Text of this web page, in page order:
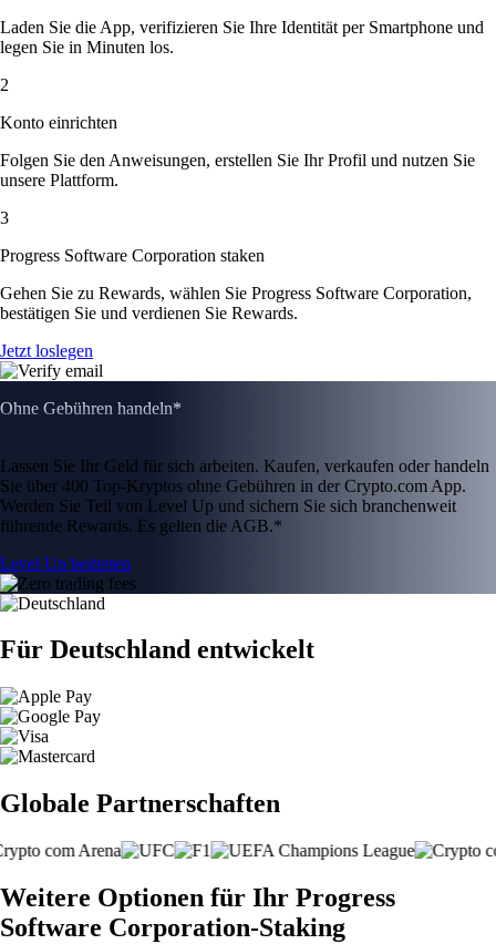
Laden Sie die App, verifizieren Sie Ihre Identität per Smartphone und
legen Sie in Minuten los.
2
Konto einrichten
Folgen Sie den Anweisungen, erstellen Sie Ihr Profil und nutzen Sie
unsere Plattform.
3
Progress Software Corporation staken
Gehen Sie zu Rewards, wählen Sie Progress Software Corporation,
bestätigen Sie und verdienen Sie Rewards.
Jetzt loslegen
Ohne Gebühren handeln*
Lassen Sie Ihr Geld für sich arbeiten. Kaufen, verkaufen oder handeln
Sie über 400 Top-Kryptos ohne Gebühren in der Crypto.com App.
Werden Sie Teil von Level Up und sichern Sie sich branchenweit
führende Rewards. Es gelten die AGB.*
Level Up beitreten
Für Deutschland entwickelt
Globale Partnerschaften
Weitere Optionen für Ihr Progress
Software Corporation-Staking